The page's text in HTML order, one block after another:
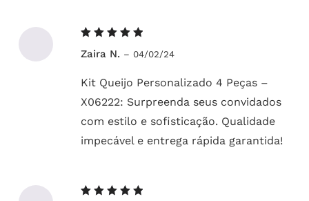
5de 5
Zaira N. – 04/02/24
Kit Queijo Personalizado 4 Peças –
X06222: Surpreenda seus convidados
com estilo e sofisticação. Qualidade
impecável e entrega rápida garantida!